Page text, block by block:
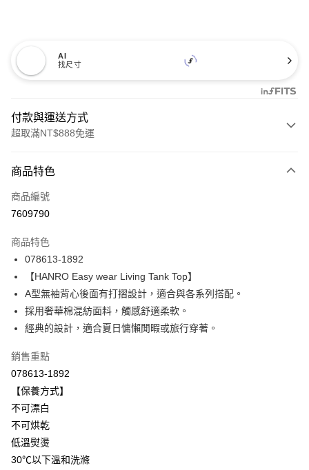
AI
找尺寸
付款與運送方式
超取滿NT$888免運
信用卡一次付款
信用卡分期付款
合作金庫商業銀行
華南商業銀行
上海商業儲蓄銀行
台北富邦商業銀行
國泰世華商業銀行
兆豐國際商業銀行
臺灣中小企業銀行
台中商業銀行
匯豐（台灣）商業銀行
華泰商業銀行
聯邦商業銀行
遠東國際商業銀行
元大商業銀行
台新國際商業銀行
台灣樂天信用卡公司
Apple Pay
悠遊付
全盈+PAY
ATM付款
運送方式
付款後全家取貨$888免運-以PackAge+配客嘉循環箱包裝寄出
每筆NT$90，滿NT$888(含以上)免運費
付款後萊爾富取貨
商品特色
商品編號
7609790
商品特色
078613-1892
【HANRO Easy wear Living Tank Top】
A型無袖背心後面有打摺設計，適合與各系列搭配。
採用奢華棉混紡面料，觸感舒適柔軟。
經典的設計，適合夏日慵懶閒暇或旅行穿著。
銷售重點
078613-1892
【保養方式】
不可漂白
不可烘乾
低溫熨燙
30℃以下溫和洗滌